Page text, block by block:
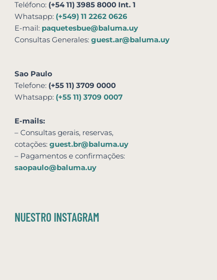
Teléfono: (+54 11) 3985 8000 Int. 1
Whatsapp: (+549) 11 2262 0626
E-mail: paquetesbue@baluma.uy
Consultas Generales: guest.ar@baluma.uy
Sao Paulo
Telefone: (+55 11) 3709 0000
Whatsapp: (+55 11) 3709 0007
E-mails:
– Consultas gerais, reservas,
cotações: guest.br@baluma.uy
– Pagamentos e confirmações:
saopaulo@baluma.uy
NUESTRO INSTAGRAM